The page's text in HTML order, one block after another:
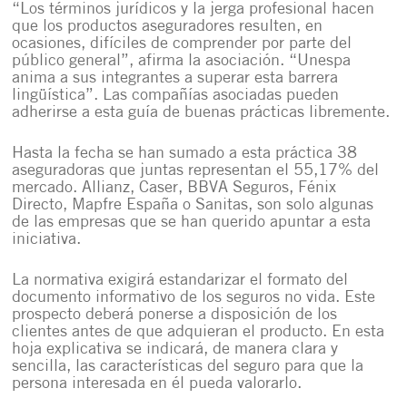
“Los términos jurídicos y la jerga profesional hacen
que los productos aseguradores resulten, en
ocasiones, difíciles de comprender por parte del
público general”, afirma la asociación. “Unespa
anima a sus integrantes a superar esta barrera
lingüística”. Las compañías asociadas pueden
adherirse a esta guía de buenas prácticas libremente.
Hasta la fecha se han sumado a esta práctica 38
aseguradoras que juntas representan el 55,17% del
mercado. Allianz, Caser, BBVA Seguros, Fénix
Directo, Mapfre España o Sanitas, son solo algunas
de las empresas que se han querido apuntar a esta
iniciativa.
La normativa exigirá estandarizar el formato del
documento informativo de los seguros no vida. Este
prospecto deberá ponerse a disposición de los
clientes antes de que adquieran el producto. En esta
hoja explicativa se indicará, de manera clara y
sencilla, las características del seguro para que la
persona interesada en él pueda valorarlo.